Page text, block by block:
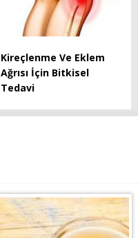
Kireçlenme Ve Eklem
Ağrısı İçin Bitkisel
Tedavi